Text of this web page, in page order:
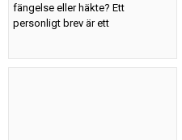
fängelse eller häkte? Ett
personligt brev är ett